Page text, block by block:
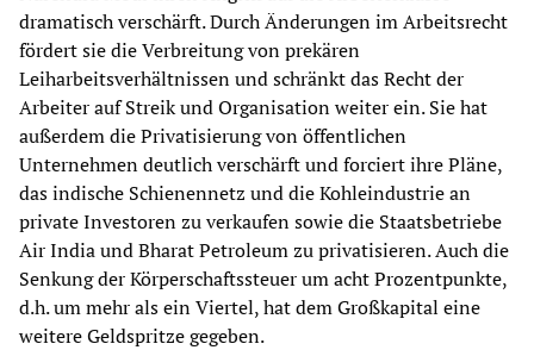
dramatisch verschärft. Durch Änderungen im Arbeitsrecht
fördert sie die Verbreitung von prekären
Leiharbeitsverhältnissen und schränkt das Recht der
Arbeiter auf Streik und Organisation weiter ein. Sie hat
außerdem die Privatisierung von öffentlichen
Unternehmen deutlich verschärft und forciert ihre Pläne,
das indische Schienennetz und die Kohleindustrie an
private Investoren zu verkaufen sowie die Staatsbetriebe
Air India und Bharat Petroleum zu privatisieren. Auch die
Senkung der Körperschaftssteuer um acht Prozentpunkte,
d.h. um mehr als ein Viertel, hat dem Großkapital eine
weitere Geldspritze gegeben.